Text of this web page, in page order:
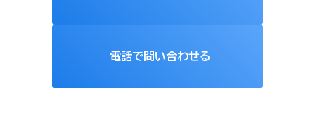
電話で問い合わせる